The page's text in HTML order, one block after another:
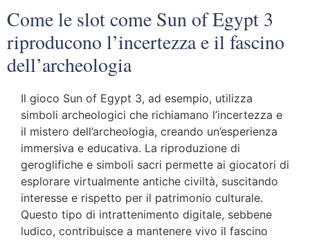
Come le slot come Sun of Egypt 3
riproducono l’incertezza e il fascino
dell’archeologia
Il gioco Sun of Egypt 3, ad esempio, utilizza
simboli archeologici che richiamano l’incertezza e
il mistero dell’archeologia, creando un’esperienza
immersiva e educativa. La riproduzione di
geroglifiche e simboli sacri permette ai giocatori di
esplorare virtualmente antiche civiltà, suscitando
interesse e rispetto per il patrimonio culturale.
Questo tipo di intrattenimento digitale, sebbene
ludico, contribuisce a mantenere vivo il fascino